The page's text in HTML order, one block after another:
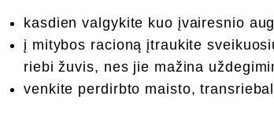
kasdien valgykite kuo įvairesnio
į mitybos racioną įtraukite
riebi žuvis, nes jie mažina
venkite perdirbto maisto,